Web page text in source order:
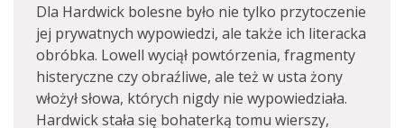
Dla Hardwick bolesne było nie tylko przytoczenie
jej prywatnych wypowiedzi, ale także ich literacka
obróbka. Lowell wyciął powtórzenia, fragmenty
histeryczne czy obraźliwe, ale też w usta żony
włożył słowa, których nigdy nie wypowiedziała.
Hardwick stała się bohaterką tomu wierszy,